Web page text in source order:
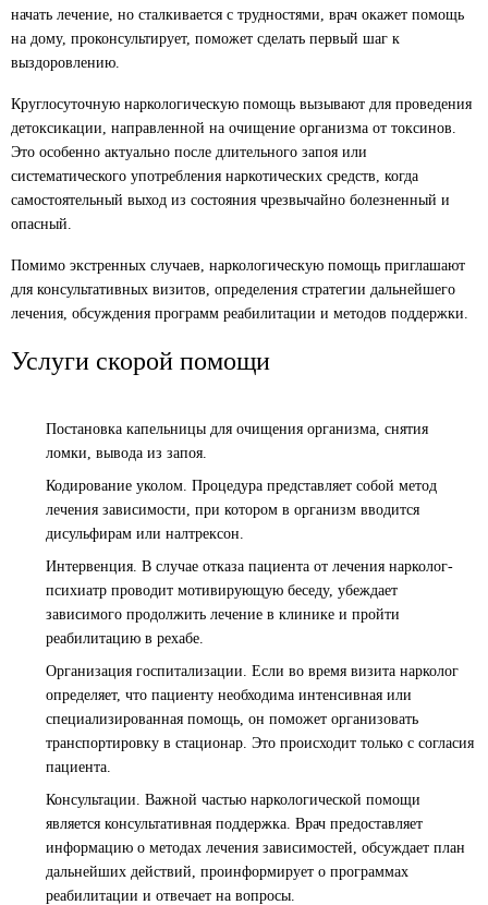
начать лечение, но сталкивается с трудностями, врач окажет помощь
на дому, проконсультирует, поможет сделать первый шаг к
выздоровлению.
Круглосуточную наркологическую помощь вызывают для проведения
детоксикации, направленной на очищение организма от токсинов.
Это особенно актуально после длительного запоя или
систематического употребления наркотических средств, когда
самостоятельный выход из состояния чрезвычайно болезненный и
опасный.
Помимо экстренных случаев, наркологическую помощь приглашают
для консультативных визитов, определения стратегии дальнейшего
лечения, обсуждения программ реабилитации и методов поддержки.
Услуги скорой помощи
Постановка капельницы для очищения организма, снятия
ломки, вывода из запоя.
Кодирование уколом. Процедура представляет собой метод
лечения зависимости, при котором в организм вводится
дисульфирам или налтрексон.
Интервенция. В случае отказа пациента от лечения нарколог-
психиатр проводит мотивирующую беседу, убеждает
зависимого продолжить лечение в клинике и пройти
реабилитацию в рехабе.
Организация госпитализации. Если во время визита нарколог
определяет, что пациенту необходима интенсивная или
специализированная помощь, он поможет организовать
транспортировку в стационар. Это происходит только с согласия
пациента.
Консультации. Важной частью наркологической помощи
является консультативная поддержка. Врач предоставляет
информацию о методах лечения зависимостей, обсуждает план
дальнейших действий, проинформирует о программах
реабилитации и отвечает на вопросы.